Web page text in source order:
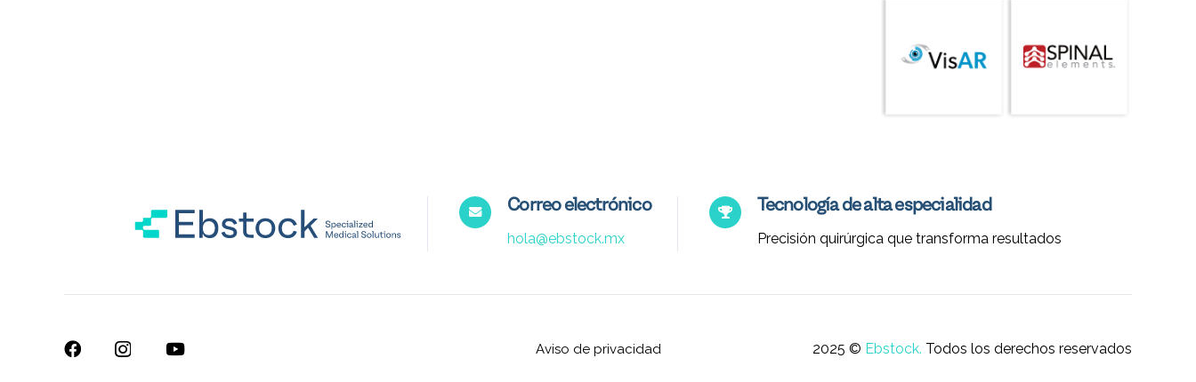
Correo electrónico
hola@ebstock.mx
Tecnología de alta especialidad
Precisión quirúrgica que transforma resultados
Aviso de privacidad 2025 © Ebstock. Todos los derechos reservados